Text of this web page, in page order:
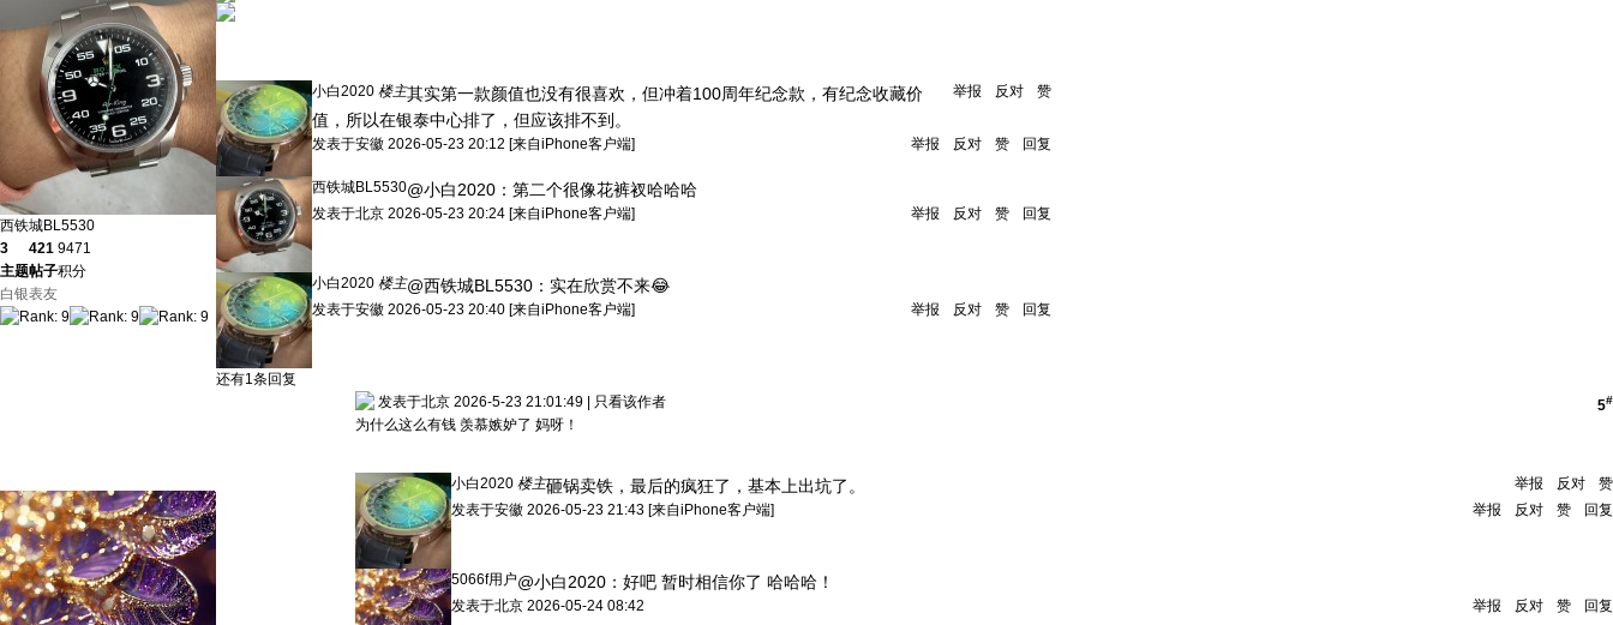
西铁城BL5530
3
主题
421
帖子
9471
积分
白银表友
举报 反对 赞
小白2020 楼主其实第一款颜值也没有很喜欢，但冲着100周年纪念款，有纪念收藏价
值，所以在银泰中心排了，但应该排不到。
发表于安徽 2026-05-23 20:12 [来自iPhone客户端] 举报 反对 赞 回复
西铁城BL5530@小白2020： 第二个很像花裤衩哈哈哈
发表于北京 2026-05-23 20:24 [来自iPhone客户端] 举报 反对 赞 回复
小白2020 楼主@西铁城BL5530： 实在欣赏不来😂
发表于安徽 2026-05-23 20:40 [来自iPhone客户端] 举报 反对 赞 回复
还有1条回复
5#
发表于北京 2026-5-23 21:01:49
只看该作者
为什么这么有钱 羡慕嫉妒了 妈呀！
举报 反对 赞
小白2020 楼主砸锅卖铁，最后的疯狂了，基本上出坑了。
发表于安徽 2026-05-23 21:43 [来自iPhone客户端] 举报 反对 赞 回复
5066f用户@小白2020： 好吧 暂时相信你了 哈哈哈！
发表于北京 2026-05-24 08:42 举报 反对 赞 回复